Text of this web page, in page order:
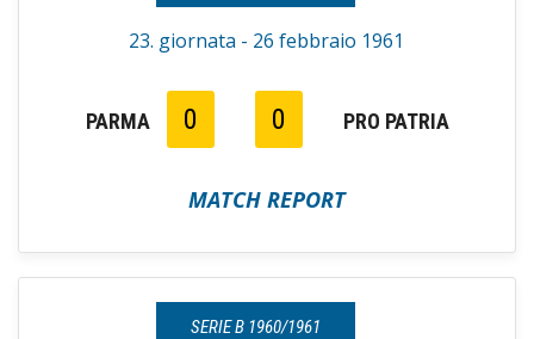
23. giornata - 26 febbraio 1961
PARMA 0 0 PRO PATRIA
MATCH REPORT
SERIE B 1960/1961